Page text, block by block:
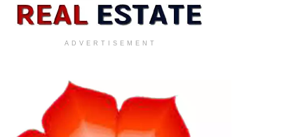
ADVERTISEMENT